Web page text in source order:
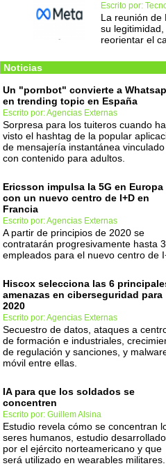
Escrito por:
La reunión de
su
reorientar el
Noticias
Un "pornbot" convierte a
en trending topic en España
Escrito por: Agencias Externas
Sorpresa para los tuiteros cuando
visto el hashtag de la popular
de mensajería instantánea vinculado
con contenido para adultos.
Ericsson impulsa la 5G en Europa
con un nuevo centro de I+D en
Francia
Escrito por: Agencias Externas
A partir de principios de 2020 se
contratarán progresivamente hasta
empleados para el nuevo centro de
Hiscox selecciona las 6
amenazas en ciberseguridad para
2020
Escrito por: Agencias Externas
Secuestro de datos, ataques a
de formación e industriales,
de regulación y sanciones, y
móvil entre ellas.
IA para que los soldados se
concentren
Escrito por: Guillem Alsina
Estudio revela cómo se concentran
seres humanos, estudio desarrollado
por el ejército norteamericano y que
será utilizado en wearables militares.